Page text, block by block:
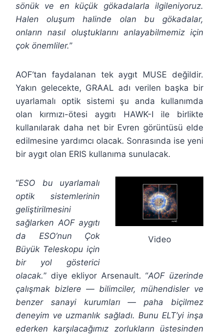
sönük ve en küçük gökadalarla ilgileniyoruz.
Halen oluşum halinde olan bu gökadalar,
onların nasıl oluştuklarını anlayabilmemiz için
çok önemliler.”
AOF’tan faydalanan tek aygıt MUSE değildir.
Yakın gelecekte, GRAAL adı verilen başka bir
uyarlamalı optik sistemi şu anda kullanımda
olan kırmızı-ötesi aygıtı HAWK-I ile birlikte
kullanılarak daha net bir Evren görüntüsü elde
edilmesine yardımcı olacak. Sonrasında ise yeni
bir aygıt olan ERIS kullanıma sunulacak.
Video
“ESO bu uyarlamalı
optik sistemlerinin
geliştirilmesini
sağlarken AOF aygıtı
da ESO’nun Çok
Büyük Teleskopu için
bir yol gösterici
olacak.” diye ekliyor Arsenault. “AOF üzerinde
çalışmak bizlere — bilimciler, mühendisler ve
benzer sanayi kurumları — paha biçilmez
deneyim ve uzmanlık sağladı. Bunu ELT’yi inşa
ederken karşılacağımız zorlukların üstesinden